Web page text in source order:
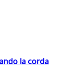
la corda